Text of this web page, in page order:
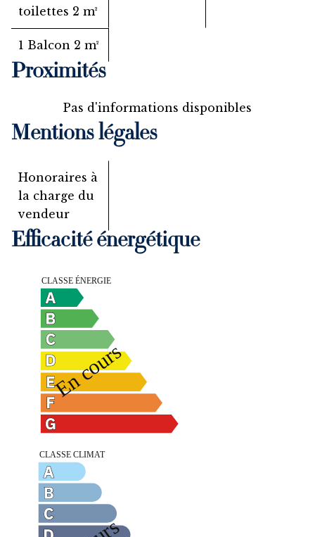
toilettes 2 m²
1 Balcon 2 m²
Proximités
Pas d'informations disponibles
Mentions légales
Honoraires à
la charge du
vendeur
Efficacité énergétique